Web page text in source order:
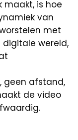
maakt, is hoe
van
met
digitale wereld,
geen afstand,
de video